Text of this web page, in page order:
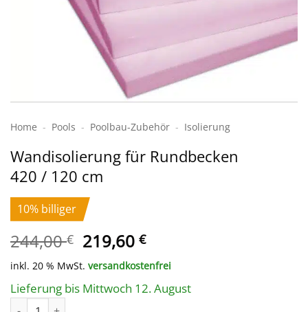
Home - Pools - Poolbau-Zubehör - Isolierung
Wandisolierung für Rundbecken
420 / 120 cm
10% billiger
244,00€ Ursprünglicher
Preis
war:
244,00 €
219,60€Aktueller
Preis
ist:
219,60 €.
inkl. 20 % MwSt. versandkostenfrei
Lieferung bis Mittwoch 12. August
Wandisolierung für Rundbecken 420 / 120 cm Menge